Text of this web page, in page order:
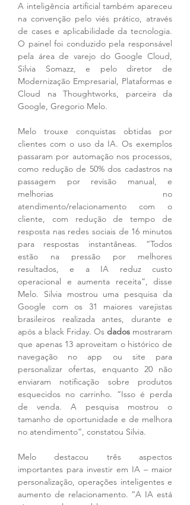
A inteligência artificial também apareceu
na convenção pelo viés prático, através
de cases e aplicabilidade da tecnologia.
O painel foi conduzido pela responsável
pela área de varejo do Google Cloud,
Silvia Somazz, e pelo diretor de
Modernização Empresarial, Plataformas e
Cloud na Thoughtworks, parceira da
Google, Gregorio Melo.
Melo trouxe conquistas obtidas por
clientes com o uso da IA. Os exemplos
passaram por automação nos processos,
como redução de 50% dos cadastros na
passagem por revisão manual, e
melhorias no
atendimento/relacionamento com o
cliente, com redução de tempo de
resposta nas redes sociais de 16 minutos
para respostas instantâneas. “Todos
estão na pressão por melhores
resultados, e a IA reduz custo
operacional e aumenta receita”, disse
Melo. Silvia mostrou uma pesquisa da
Google com os 31 maiores varejistas
brasileiros realizada antes, durante e
após a black Friday. Os dados mostraram
que apenas 13 aproveitam o histórico de
navegação no app ou site para
personalizar ofertas, enquanto 20 não
enviaram notificação sobre produtos
esquecidos no carrinho. “Isso é perda
de venda. A pesquisa mostrou o
tamanho de oportunidade e de melhora
no atendimento”, constatou Silvia.
Melo destacou três aspectos
importantes para investir em IA – maior
personalização, operações inteligentes e
aumento de relacionamento. “A IA está